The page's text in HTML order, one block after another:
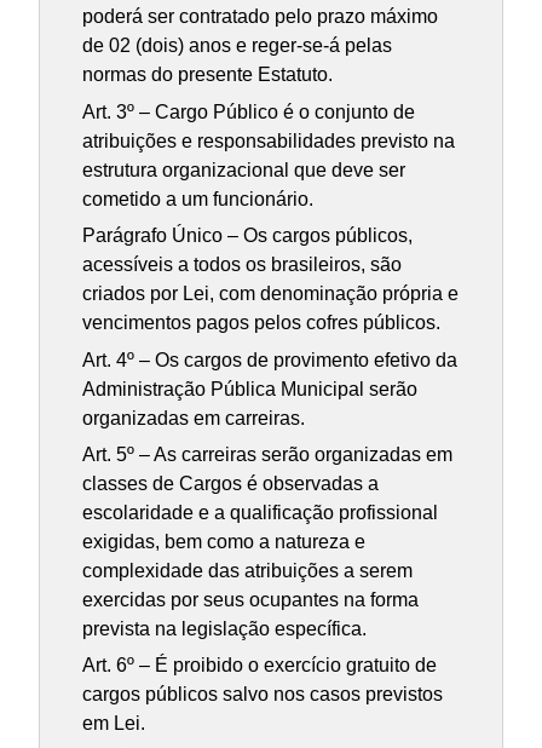
poderá ser contratado pelo prazo máximo
de 02 (dois) anos e reger-se-á pelas
normas do presente Estatuto.
Art. 3º – Cargo Público é o conjunto de
atribuições e responsabilidades previsto na
estrutura organizacional que deve ser
cometido a um funcionário.
Parágrafo Único – Os cargos públicos,
acessíveis a todos os brasileiros, são
criados por Lei, com denominação própria e
vencimentos pagos pelos cofres públicos.
Art. 4º – Os cargos de provimento efetivo da
Administração Pública Municipal serão
organizadas em carreiras.
Art. 5º – As carreiras serão organizadas em
classes de Cargos é observadas a
escolaridade e a qualificação profissional
exigidas, bem como a natureza e
complexidade das atribuições a serem
exercidas por seus ocupantes na forma
prevista na legislação específica.
Art. 6º – É proibido o exercício gratuito de
cargos públicos salvo nos casos previstos
em Lei.